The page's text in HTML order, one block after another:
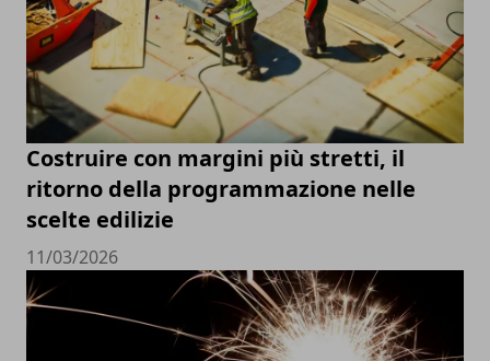
Costruire con margini più stretti, il
ritorno della programmazione nelle
scelte edilizie
11/03/2026